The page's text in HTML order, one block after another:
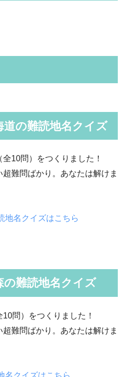
道の難読地名クイズ
全10問）をつくりました！
難問ばかり。あなたは解けま
地名クイズはこちら
の難読地名クイズ
10問）をつくりました！
難問ばかり。あなたは解けま
名クイズはこちら